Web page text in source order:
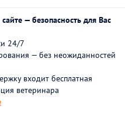
— безопасность для Вас
24/7
— без неожиданностей
входит бесплатная
ветеринара